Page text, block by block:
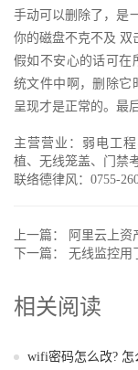
手动可以删除了，是
你的磁盘不克不及 双
假如不安心的话可在
统文件中啊，删除它
呈现才是正常的。最
主营营业：弱电工程
植、无线笼盖、门禁
联络德律风：0755-
上一篇：
阿里云上资
下一篇： 无线监控用
相关阅读
wifi密码怎么改?